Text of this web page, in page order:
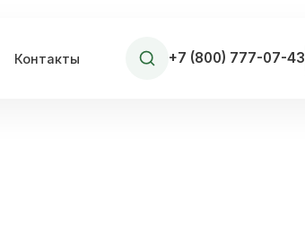
Контакты +7 (800) 777-07-43